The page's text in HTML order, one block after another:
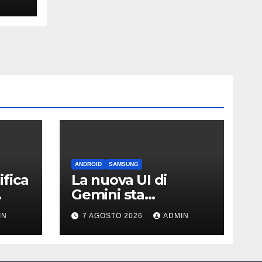
ANDROID SAMSUNG
La nuova UI di
Gemini sta
arrivando sui Galaxy
Watch: primi
avvistamenti
7 AGOSTO 2026 ADMIN